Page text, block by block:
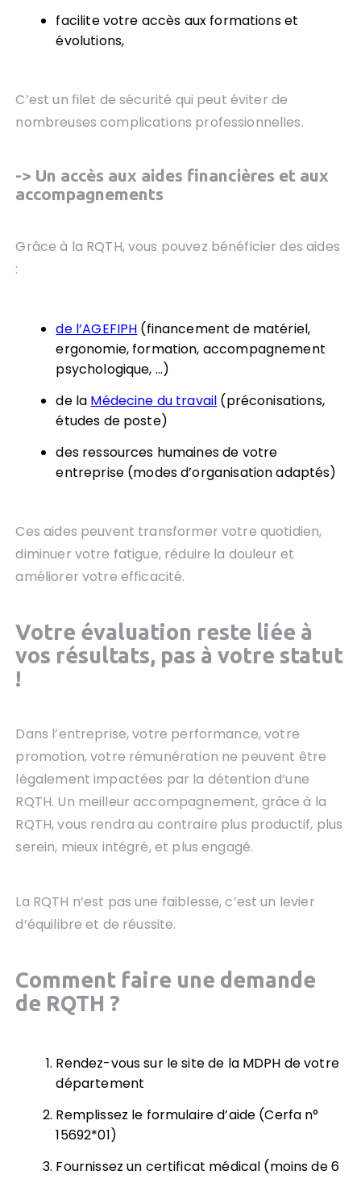
facilite votre accès aux formations et
évolutions,
C’est un filet de sécurité qui peut éviter de
nombreuses complications professionnelles.
-> Un accès aux aides financières et aux
accompagnements
Grâce à la RQTH, vous pouvez bénéficier des aides
:
de l’AGEFIPH (financement de matériel,
ergonomie, formation, accompagnement
psychologique, …)
de la Médecine du travail (préconisations,
études de poste)
des ressources humaines de votre
entreprise (modes d’organisation adaptés)
Ces aides peuvent transformer votre quotidien,
diminuer votre fatigue, réduire la douleur et
améliorer votre efficacité.
Votre évaluation reste liée à
vos résultats, pas à votre statut
!
Dans l’entreprise, votre performance, votre
promotion, votre rémunération ne peuvent être
légalement impactées par la détention d’une
RQTH. Un meilleur accompagnement, grâce à la
RQTH, vous rendra au contraire plus productif, plus
serein, mieux intégré, et plus engagé.
La RQTH n’est pas une faiblesse, c’est un levier
d’équilibre et de réussite.
Comment faire une demande
de RQTH ?
Rendez-vous sur le site de la MDPH de votre
département
Remplissez le formulaire d’aide (Cerfa n°
15692*01)
Fournissez un certificat médical (moins de 6